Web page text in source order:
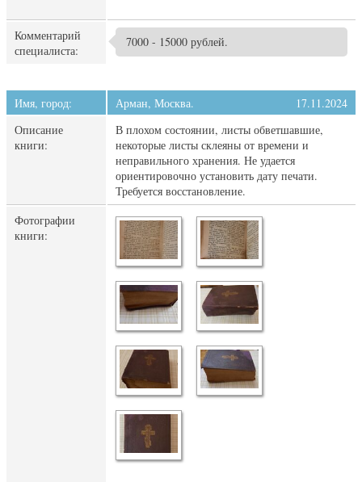
Комментарий
специалиста:
7000 - 15000 рублей.
Имя, город: Арман, Москва.
17.11.2024
Описание
книги:
В плохом состоянии, листы обветшавшие,
некоторые листы склеяны от времени и
неправильного хранения. Не удается
ориентировочно установить дату печати.
Требуется восстановление.
Фотографии
книги: